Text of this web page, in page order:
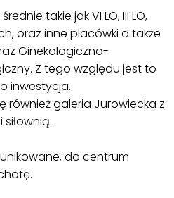
takie jak VI LO, III LO,
oraz inne placówki a także
Ginekologiczno-
Z tego względu jest to
inwestycja.
również galeria Jurowiecka z
do centrum